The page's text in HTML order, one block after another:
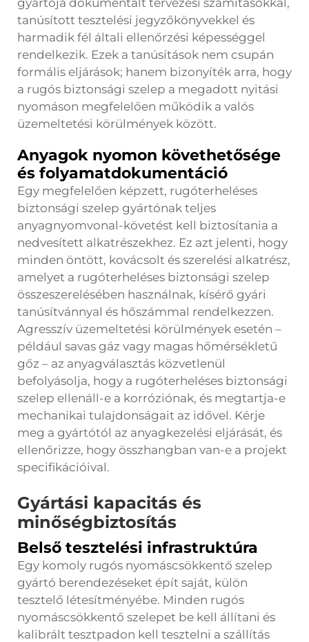
gyártója dokumentált tervezési számításokkal,
tanúsított tesztelési jegyzőkönyvekkel és
harmadik fél általi ellenőrzési képességgel
rendelkezik. Ezek a tanúsítások nem csupán
formális eljárások; hanem bizonyíték arra, hogy
a rugós biztonsági szelep a megadott nyitási
nyomáson megfelelően működik a valós
üzemeltetési körülmények között.
Anyagok nyomon követhetősége
és folyamatdokumentáció
Egy megfelelően képzett, rugóterheléses
biztonsági szelep gyártónak teljes
anyagnyomvonal-követést kell biztosítania a
nedvesített alkatrészekhez. Ez azt jelenti, hogy
minden öntött, kovácsolt és szerelési alkatrész,
amelyet a rugóterheléses biztonsági szelep
összeszerelésében használnak, kísérő gyári
tanúsítvánnyal és hőszámmal rendelkezzen.
Agresszív üzemeltetési körülmények esetén –
például savas gáz vagy magas hőmérsékletű
gőz – az anyagválasztás közvetlenül
befolyásolja, hogy a rugóterheléses biztonsági
szelep ellenáll-e a korróziónak, és megtartja-e
mechanikai tulajdonságait az idővel. Kérje
meg a gyártótól az anyagkezelési eljárását, és
ellenőrizze, hogy összhangban van-e a projekt
specifikációival.
Gyártási kapacitás és
minőségbiztosítás
Belső tesztelési infrastruktúra
Egy komoly rugós nyomáscsökkentő szelep
gyártó berendezéseket épít saját, külön
tesztelő létesítményébe. Minden rugós
nyomáscsökkentő szelepet be kell állítani és
kalibrált tesztpadon kell tesztelni a szállítás